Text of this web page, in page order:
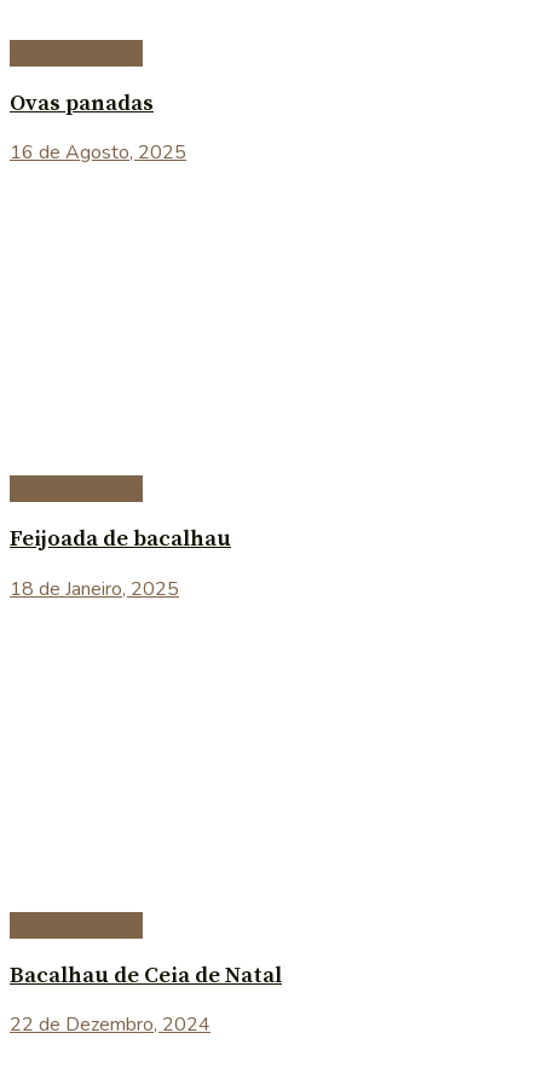
Ovas panadas
16 de Agosto, 2025
Feijoada de bacalhau
18 de Janeiro, 2025
Bacalhau de Ceia de Natal
22 de Dezembro, 2024